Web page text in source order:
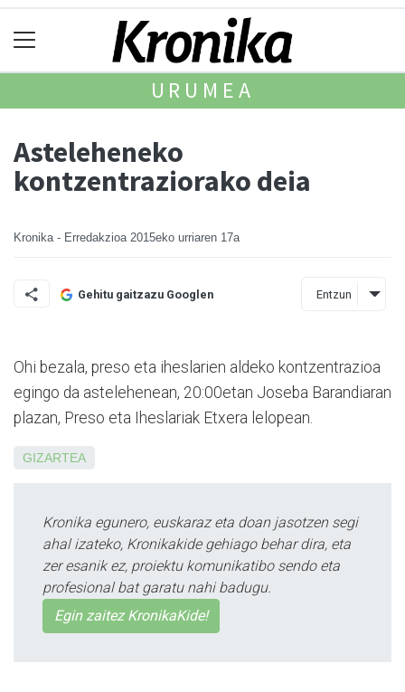
URUMEA
Asteleheneko
kontzentraziorako deia
Kronika - Erredakzioa 2015eko urriaren 17a
Gehitu gaitzazu Googlen Entzun
Ohi bezala, preso eta iheslarien aldeko kontzentrazioa
egingo da astelehenean, 20:00etan Joseba Barandiaran
plazan, Preso eta Iheslariak Etxera lelopean.
GIZARTEA
Kronika egunero, euskaraz eta doan jasotzen segi
ahal izateko, Kronikakide gehiago behar dira, eta
zer esanik ez, proiektu komunikatibo sendo eta
profesional bat garatu nahi badugu.
Egin zaitez KronikaKide!